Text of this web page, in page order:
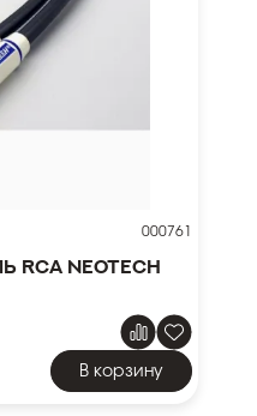
000761
NEOTECH
В корзину